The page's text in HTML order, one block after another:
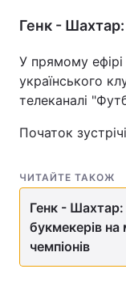
Генк -
У прямому ефірі
українського
телеканалі
Початок
ЧИТАЙТЕ ТАКОЖ
Генк - Шахтар:
букмекерів на
чемпіонів